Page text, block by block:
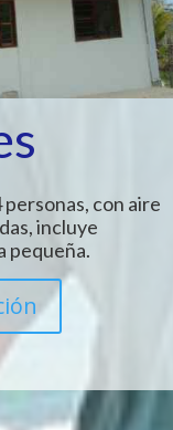
con aire
incluye
pequeña.